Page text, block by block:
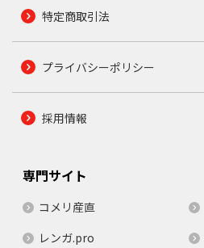
特定商取引法
プライバシーポリシー
採用情報
専門サイト
コメリ産直
レンガ.pro